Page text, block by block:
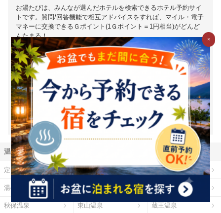
お湯たびは、みんなが選んだホテルを検索できるホテル予約サイ
トです。質問/回答機能で相互アドバイスをすれば、マイル・電子
マネーに交換できるＧポイント(1Ｇポイント＝1円相当)がどんど
んたまる！
新規登録（無料）はこちら
※1Ｇ＝1円相当は、Ｇポイントの価値の目安となります。ポイント
交換時には、原則として交換手数料が発生します。（一部の交換パ
ートナーを除く）また、交換レートや最低交換数量がパートナーご
とに設定されているため、実質的には1円相当を下回ります。（一部
下回らない場合もございます）詳細は各パートナー毎の交換詳細ペ
ージをご確認ください。
温泉地から探す
定山渓温泉 登別温泉 十勝川温泉
湯の川温泉（北海道） 乳頭温泉 鳴子温泉
秋保温泉 東山温泉 蔵王温泉
×